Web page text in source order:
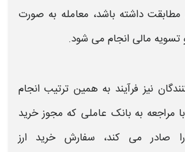
مطابقت داشته باشد، معامله به‌ صورت
مالی انجام می‌ شود.
نیز فرآیند به همین ترتیب انجام
مراجعه به بانک عاملی که مجوزخرید
صادر می‌ کند، سفارشخرید ارز